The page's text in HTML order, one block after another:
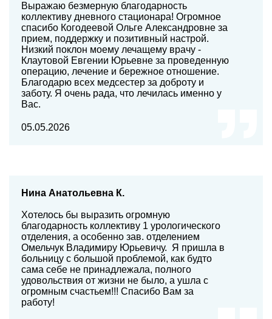
Выражаю безмерную благодарность
коллективу дневного стационара! Огромное
спасибо Когодеевой Ольге Александровне за
прием, поддержку и позитивный настрой.
Низкий поклон моему лечащему врачу -
Клаутовой Евгении Юрьевне за проведенную
операцию, лечение и бережное отношение.
Благодарю всех медсестер за доброту и
заботу. Я очень рада, что лечилась именно у
Вас.
05.05.2026
Нина Анатольевна К.
Хотелось бы выразить огромную
благодарность коллективу 1 урологического
отделения, а особенно зав. отделением
Омельчук Владимиру Юрьевичу. Я пришла в
больницу с большой проблемой, как будто
сама себе не принадлежала, полного
удовольствия от жизни не было, а ушла с
огромным счастьем!!! Спасибо Вам за
работу!